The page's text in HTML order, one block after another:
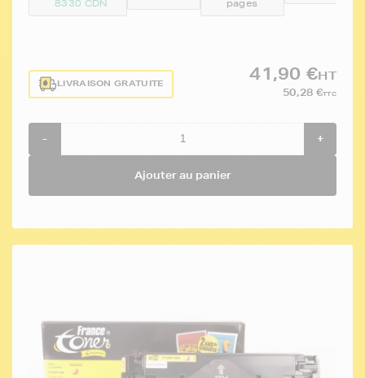
8330 CDN
pages
LIVRAISON GRATUITE
41,90 €HT
50,28 €TTC
- +
Ajouter au panier